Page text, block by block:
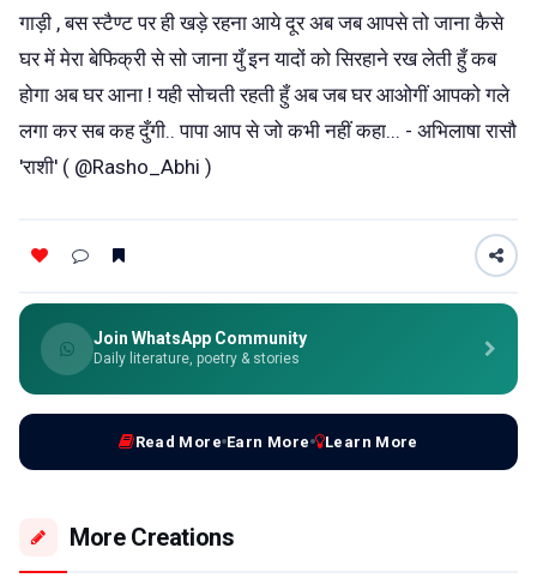
गाड़ी , बस स्टैण्ट पर ही खड़े रहना आये दूर अब जब आपसे तो जाना कैसे
घर में मेरा बेफिक्री से सो जाना युँ इन यादों को सिरहाने रख लेती हुँ कब
होगा अब घर आना ! यही सोचती रहती हुँ अब जब घर आओगीं आपको गले
लगा कर सब कह दुँगी.. पापा आप से जो कभी नहीं कहा... - अभिलाषा रासौ
'राशी' ( @Rasho_Abhi )
Join WhatsApp Community
Daily literature, poetry & stories
Read More Earn More Learn More
More Creations